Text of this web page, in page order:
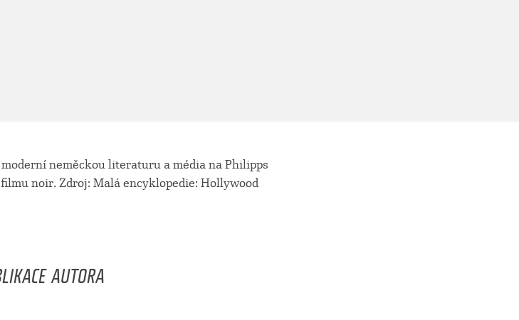
neměckou literaturu a média na Philipps
noir. Zdroj: Malá encyklopedie: Hollywood
AUTORA